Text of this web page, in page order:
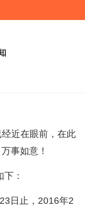
近在眼前，在此
事如意！
：
日止，2016年2